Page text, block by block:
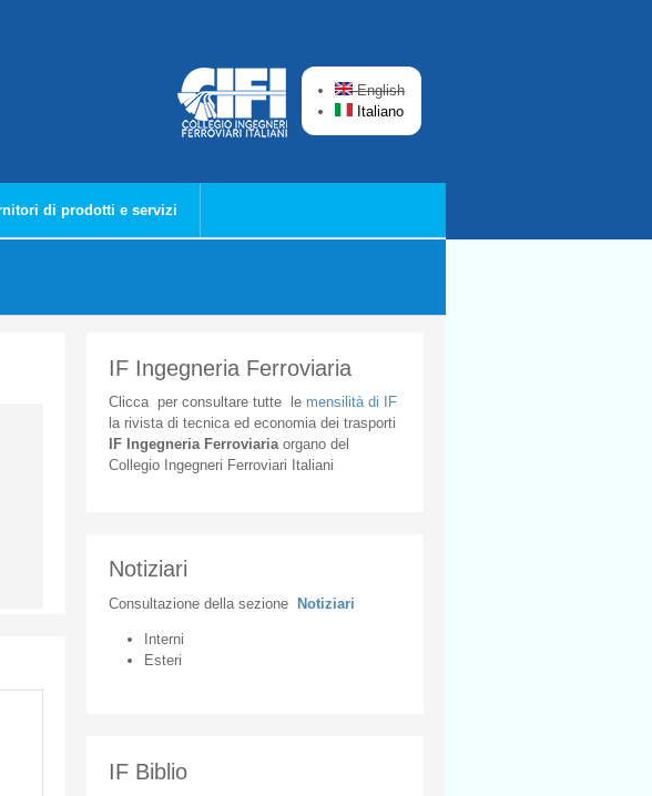
English
Italiano
di prodotti e servizi
IF Ingegneria Ferroviaria
Cliccaper consultare tuttele mensilità di IF
la rivista di tecnica ed economia dei trasporti
IF Ingegneria Ferroviaria organodel
Collegio
Ingegneri Ferroviari Italiani
Notiziari
Consultazione della sezione Notiziari
Interni
Esteri
IF Biblio